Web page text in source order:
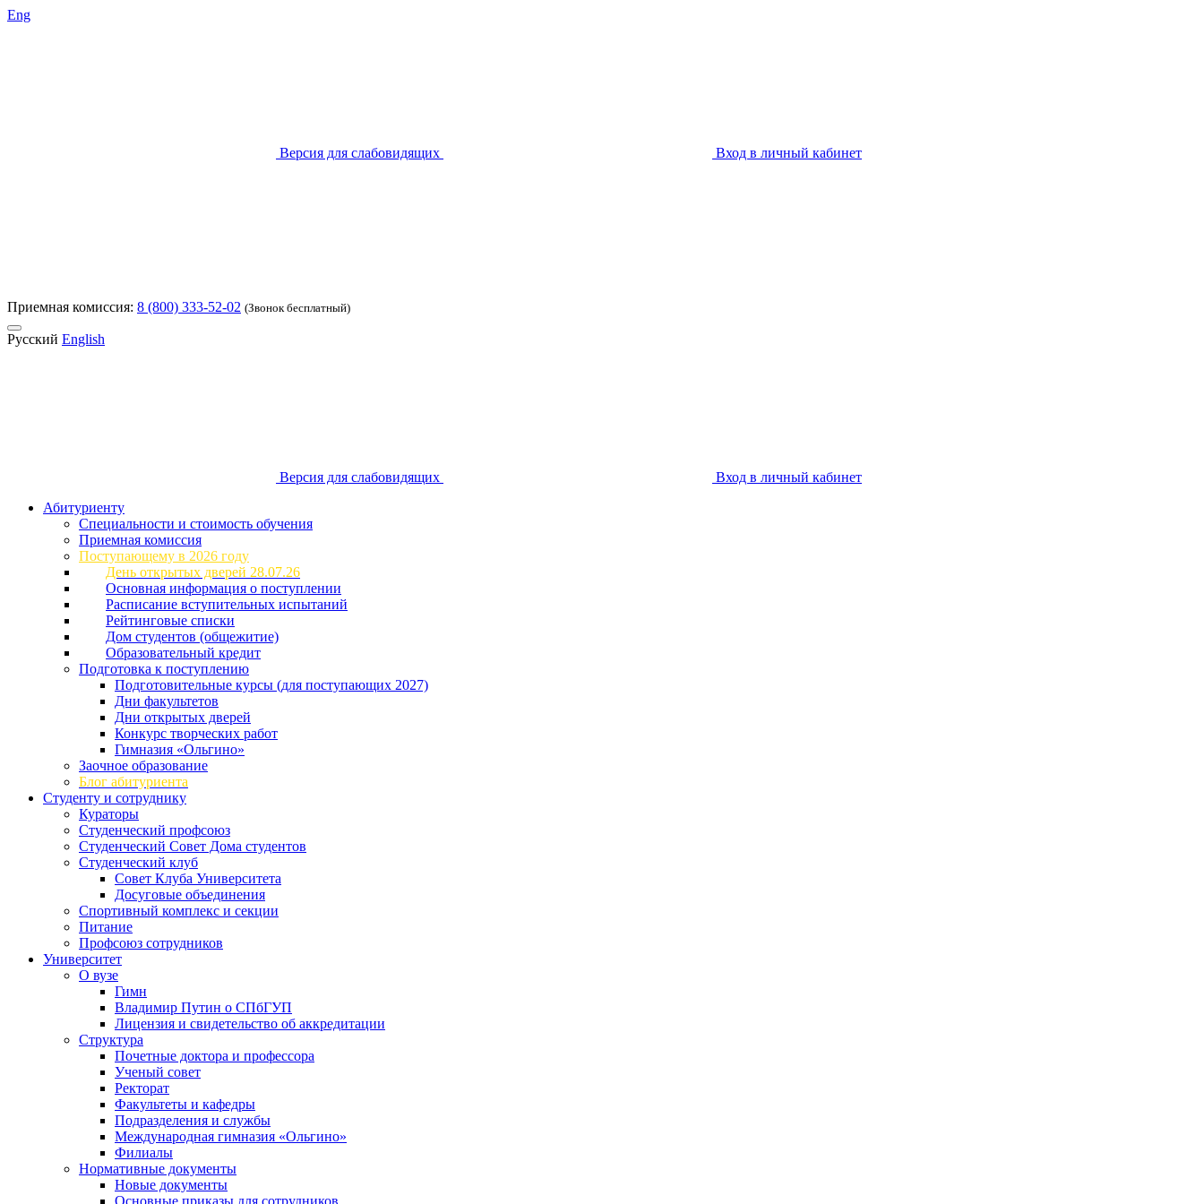
Eng
Версия для слабовидящих Вход в личный кабинет
Приемная комиссия: 8 (800) 333-52-02 (Звонок бесплатный)
Русский English
Версия для слабовидящих
Вход в личный кабинет
Абитуриенту
Специальности и стоимость обучения
Приемная комиссия
Поступающему в 2026 году
День открытых дверей 28.07.26
Основная информация о поступлении
Расписание вступительных испытаний
Рейтинговые списки
Дом студентов (общежитие)
Образовательный кредит
Подготовка к поступлению
Подготовительные курсы (для поступающих 2027)
Дни факультетов
Дни открытых дверей
Конкурс творческих работ
Гимназия «Ольгино»
Заочное образование
Блог абитуриента
Студенту и сотруднику
Кураторы
Студенческий профсоюз
Студенческий Совет Дома студентов
Студенческий клуб
Совет Клуба Университета
Досуговые объединения
Спортивный комплекс и секции
Питание
Профсоюз сотрудников
Университет
О вузе
Гимн
Владимир Путин о СПбГУП
Лицензия и свидетельство об аккредитации
Структура
Почетные доктора и профессора
Ученый совет
Ректорат
Факультеты и кафедры
Подразделения и службы
Международная гимназия «Ольгино»
Филиалы
Нормативные документы
Новые документы
Основные приказы для сотрудников